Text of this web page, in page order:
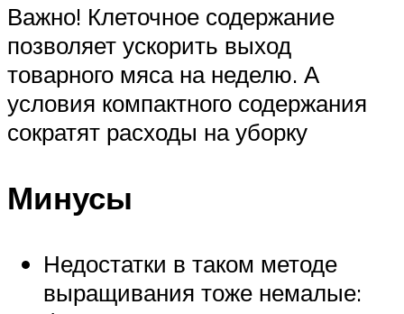
Важно! Клеточное содержание
позволяет ускорить выход
товарного мяса на неделю. А
условия компактного содержания
сократят расходы на уборку
Минусы
Недостатки в таком методе
выращивания тоже немалые: